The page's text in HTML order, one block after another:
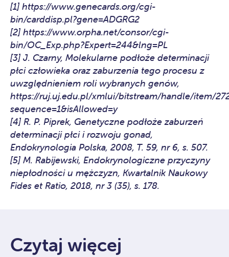
[1] https://www.genecards.org/cgi-
bin/carddisp.pl?gene=ADGRG2
[2] https://www.orpha.net/consor/cgi-
bin/OC_Exp.php?Expert=244&lng=PL
[3] J. Czarny, Molekularne podłoże determinacji
płci człowieka oraz zaburzenia tego procesu z
uwzględnieniem roli wybranych genów,
https://ruj.uj.edu.pl/xmlui/bitstream/handle/item/
sequence=1&isAllowed=y
[4] R. P. Piprek, Genetyczne podłoże zaburzeń
determinacji płci i rozwoju gonad,
Endokrynologia Polska, 2008, T. 59, nr 6, s. 507.
[5] M. Rabijewski, Endokrynologiczne przyczyny
niepłodności u mężczyzn, Kwartalnik Naukowy
Fides et Ratio, 2018, nr 3 (35), s. 178.
Czytaj więcej